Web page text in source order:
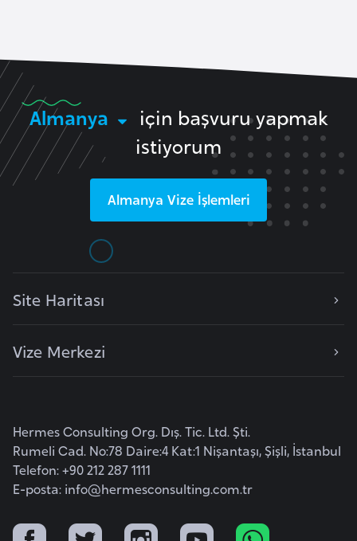
Almanya
için başvuru yapmak
istiyorum
Almanya Vize İşlemleri
Site Haritası
Vize Merkezi
Hermes Consulting Org. Dış. Tic. Ltd. Şti.
Rumeli Cad. No:78 Daire:4 Kat:1 Nişantaşı, Şişli, İstanbul
Telefon: +90 212 287 1111
E-posta: info@hermesconsulting.com.tr
n
i
m
a
m
k
i
k
K
o
g